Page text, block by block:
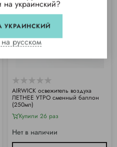
АIRWICK освежитель воздуха
ЛЕТНЕЕ УТРО сменный баллон
(250мл)
Купили 26 раз
Нет в наличии
на украинский?
УКРАИНСКИЙ
на русском